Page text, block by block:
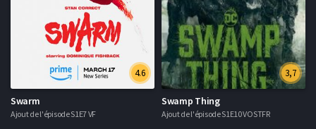
4.6
Swarm
Ajout de l'épisode S1E7 VF
3,7
Swamp Thing
Ajout de l'épisode S1E10 VOSTFR